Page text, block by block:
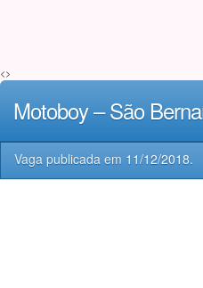
<>
Motoboy – São
Vaga publicada em 11/12/2018.